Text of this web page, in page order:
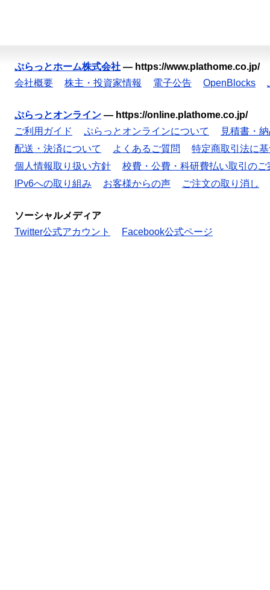
ぷらっとホーム株式会社 — https://www.plathome.co.jp/
会社概要
株主・投資家情報 電子公告 OpenBlocks
ぷらっとオンライン — https://online.plathome.co.jp/
ご利用ガイド
ぷらっとオンラインについて
見積書・
配送・決済について
よくあるご質問
特定商取引法に
個人情報取り扱い方針
校費・公費・科研費払い取引のご
IPv6への取り組み
お客様からの声 ご注文の取り消し
ソーシャルメディア
Twitter公式アカウント
Facebook公式ページ